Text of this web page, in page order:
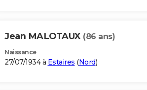
Jean MALOTAUX (86 ans)
Naissance
27/07/1934 à Estaires (Nord)